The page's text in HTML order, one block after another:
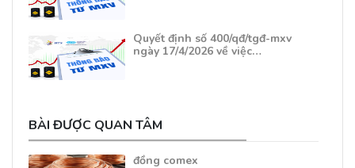
Quyết định số 400/qđ/tgđ-mxv
ngày 17/4/2026 về việc…
BÀI ĐƯỢC QUAN TÂM
đồng comex